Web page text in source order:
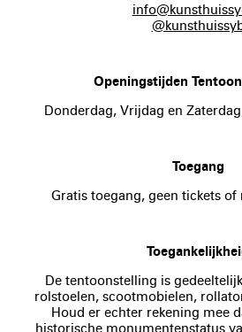
Openingstijden
Donderdag, Vrijdag en
Toegang
Gratis toegang, geen tickets of
De tentoonstelling is
rolstoelen, scootmobielen,
Houd er echter rekening mee
historische monumentenstatus